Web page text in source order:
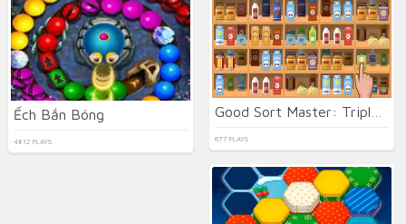
Ếch Bắn Bóng
4812 PLAYS 677 PLAYS